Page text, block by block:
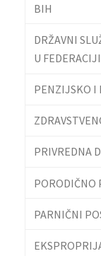
BIH
DRŽAVNI
U
PENZIJSKO I
PRIVREDNA
PORODIČNO
PARNIČNI